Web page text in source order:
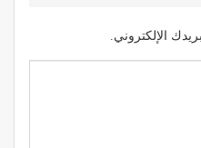
الإلكتروني.